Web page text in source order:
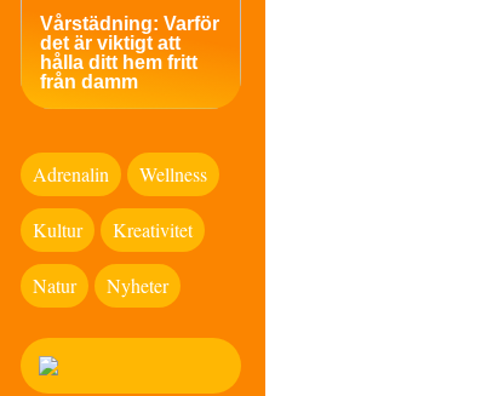
Vårstädning: Varför
det är viktigt att
hålla ditt hem fritt
från damm
Adrenalin Wellness
Kultur Kreativitet
Natur Nyheter